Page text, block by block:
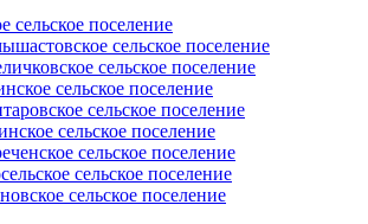
сельское поселение
сельское поселение
сельское поселение
сельское поселение
сельское поселение
сельское поселение
сельское поселение
сельское поселение
сельское поселение